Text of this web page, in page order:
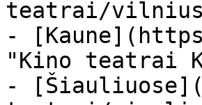
teatrai/
-
"Kino teatrai
-